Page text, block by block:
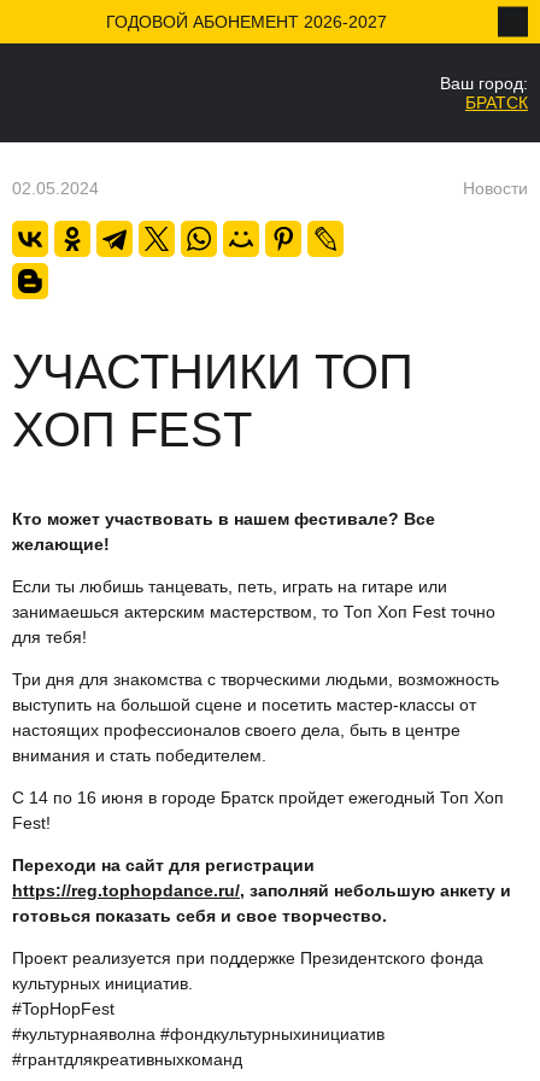
ГОДОВОЙ АБОНЕМЕНТ 2026-2027
Ваш город:
БРАТСК
02.05.2024 Новости
УЧАСТНИКИ ТОП
ХОП FEST
Кто может участвовать в нашем фестивале? Все
желающие!
Если ты любишь танцевать, петь, играть на гитаре или
занимаешься актерским мастерством, то Топ Хоп Fest точно
для тебя!
Три дня для знакомства с творческими людьми, возможность
выступить на большой сцене и посетить мастер-классы от
настоящих профессионалов своего дела, быть в центре
внимания и стать победителем.
С 14 по 16 июня в городе Братск пройдет ежегодный Топ Хоп
Fest!
Переходи на сайт для регистрации
https://reg.tophopdance.ru/, заполняй небольшую анкету и
готовься показать себя и свое творчество.
Проект реализуется при поддержке Президентского фонда
культурных инициатив.
#TopHopFest
#культурнаяволна #фондкультурныхинициатив
#грантдлякреативныхкоманд